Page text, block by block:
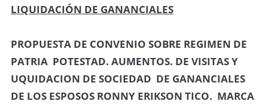
LIQUIDACIÓN DE GANANCIALES
PROPUESTA DE CONVENIO SOBRE REGIMEN DE
PATRIA POTESTAD. AUMENTOS. DE VISITAS Y
UQUIDACION DE SOCIEDAD DE GANANCIALES
DE LOS ESPOSOS RONNY ERIKSON TICO. MARCA